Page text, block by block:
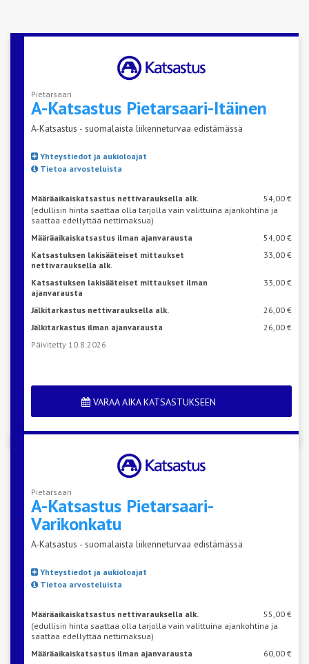
Pietarsaari
A-Katsastus Pietarsaari-Itäinen
A-Katsastus - suomalaista liikenneturvaa edistämässä
Yhteystiedot ja aukioloajat
Tietoa arvosteluista
Määräaikaiskatsastus nettivarauksella alk.
54,00 €
(edullisin hinta saattaa olla tarjolla vain valittuina ajankohtina ja
saattaa edellyttää nettimaksua)
Määräaikaiskatsastus ilman ajanvarausta
54,00 €
Katsastuksen lakisääteiset mittaukset
nettivarauksella alk.
33,00 €
Katsastuksen lakisääteiset mittaukset ilman
ajanvarausta
33,00 €
Jälkitarkastus nettivarauksella alk.
26,00 €
Jälkitarkastus ilman ajanvarausta
26,00 €
Päivitetty 10.8.2026
VARAA AIKA KATSASTUKSEEN
Pietarsaari
A-Katsastus Pietarsaari-
Varikonkatu
A-Katsastus - suomalaista liikenneturvaa edistämässä
Yhteystiedot ja aukioloajat
Tietoa arvosteluista
Määräaikaiskatsastus nettivarauksella alk.
55,00 €
(edullisin hinta saattaa olla tarjolla vain valittuina ajankohtina ja
saattaa edellyttää nettimaksua)
Määräaikaiskatsastus ilman ajanvarausta
60,00 €